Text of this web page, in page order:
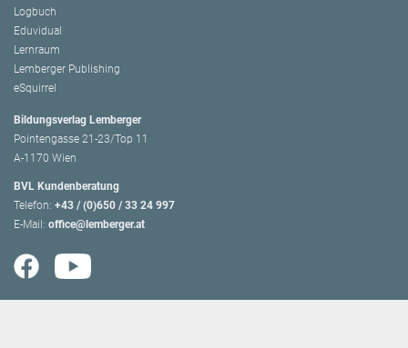
Logbuch
Eduvidual
Lernraum
Lemberger Publishing
eSquirrel
Bildungsverlag Lemberger
Pointengasse 21-23/Top 11
A-1170 Wien
BVL Kundenberatung
Telefon: +43 / (0)650 / 33 24 997
E-Mail: office@lemberger.at